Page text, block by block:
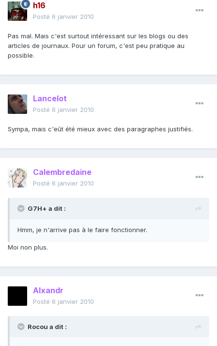
h16
Posté 6 janvier 2010
Pas mal. Mais c'est surtout intéressant sur les blogs ou des
articles de journaux. Pour un forum, c'est peu pratique au
possible.
Lancelot
Posté 6 janvier 2010
Sympa, mais c'eût été mieux avec des paragraphes justifiés.
Calembredaine
Posté 6 janvier 2010
G7H+ a dit :
Hmm, je n'arrive pas à le faire fonctionner.
Moi non plus.
Alxandr
Posté 6 janvier 2010
Rocou a dit :